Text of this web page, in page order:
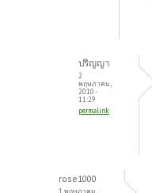
ปริญญา
2
พฤษภาคม,
2010 -
11:29
permalink
rose1000
1 พฤษภาคม,